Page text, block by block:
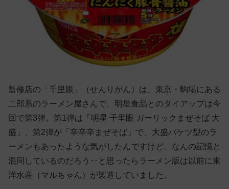
監修店の「千里眼」（せんりがん）は、東京・駒場にある
二郎系のラーメン屋さんで、明星食品とのタイアップは今
回で第3弾。第1弾は「明星 千里眼 ガーリックまぜそば 大
盛」、第2弾が「辛辛辛まぜそば」で、大盛バケツ型のラ
ーメンもあったような気がしたんですけど、なんの記憶と
混同しているのだろう‥と思ったらラーメン版は以前に東
洋水産（マルちゃん）が製造していました。